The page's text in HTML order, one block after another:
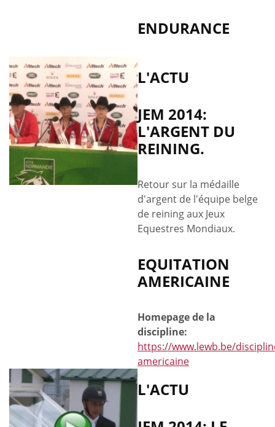
ENDURANCE
L'ACTU
JEM 2014:
L'ARGENT DU
REINING.
Retour sur la médaille
d'argent de l'équipe belge
de reining aux Jeux
Equestres Mondiaux.
EQUITATION
AMERICAINE
Homepage de la
discipline:
https://www.lewb.be/
americaine
L'ACTU